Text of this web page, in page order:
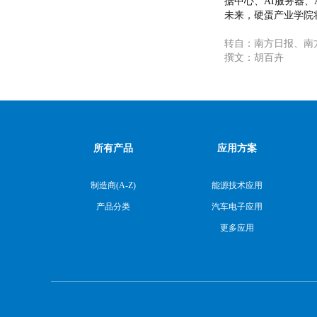
未来，硬蛋产业学
转自：南方日报、南
撰文：胡百卉
所有产品
制造商(A-Z)
产品分类
应用方案
能源技术应用
汽车电子应用
更多应用